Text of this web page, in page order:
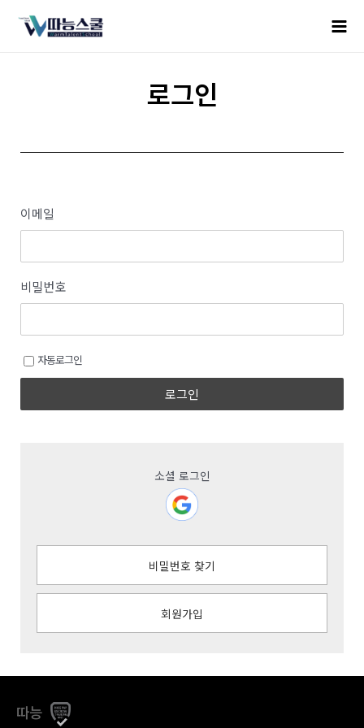
로그인
이메일
비밀번호
자동로그인
로그인
소셜 로그인
비밀번호 찾기
회원가입
따능